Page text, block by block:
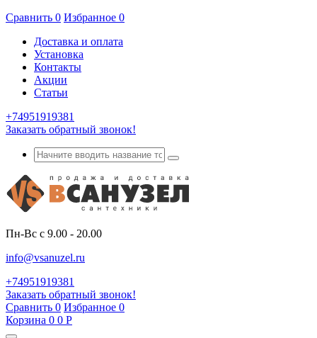
Сравнить 0 Избранное 0
Доставка и оплата
Установка
Контакты
Акции
Статьи
+74951919381
Заказать обратный звонок!
Пн-Вс с 9.00 - 20.00
info@vsanuzel.ru
+74951919381
Заказать обратный звонок!
Сравнить 0 Избранное 0
Корзина 0 0 Р